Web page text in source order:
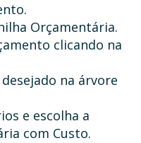
Orçamentária.
clicando na
na árvore
e escolha a
com Custo.